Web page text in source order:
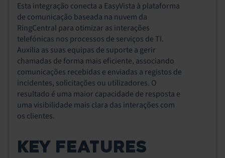
Esta integração conecta a EasyVista à plataforma
de comunicação baseada na nuvem da
RingCentral para otimizar as interações
telefónicas nos processos de serviços de TI.
Auxilia as suas equipas de suporte a gerir
chamadas de forma mais eficiente, associando
comunicações recebidas e enviadas a registos de
incidentes, solicitações ou utilizadores. O
resultado é uma maior capacidade de resposta e
uma visibilidade mais clara das interações com
os clientes.
KEY FEATURES